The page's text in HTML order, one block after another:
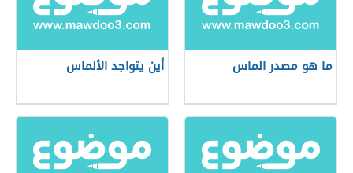
ما هو مصدر الماس أين يتواجد الألماس